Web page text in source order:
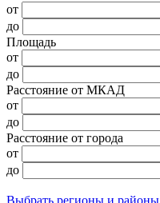
от
до
Площадь
от
до
Расстояние от МКАД
от
до
Расстояние от города
от
до
Выбрать регионы и районы